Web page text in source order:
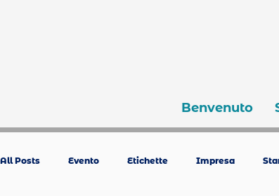
Benvenuto
All Posts Evento Etichette Impresa